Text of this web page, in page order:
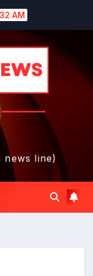
AM
news line)